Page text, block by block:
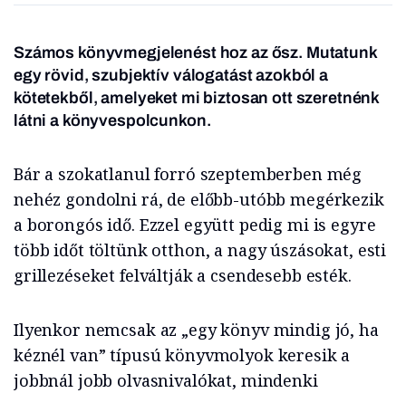
Számos könyvmegjelenést hoz az ősz. Mutatunk
egy rövid, szubjektív válogatást azokból a
kötetekből, amelyeket mi biztosan ott szeretnénk
látni a könyvespolcunkon.
Bár a szokatlanul forró szeptemberben még
nehéz gondolni rá, de előbb-utóbb megérkezik
a borongós idő. Ezzel együtt pedig mi is egyre
több időt töltünk otthon, a nagy úszásokat, esti
grillezéseket felváltják a csendesebb esték.
Ilyenkor nemcsak az „egy könyv mindig jó, ha
kéznél van” típusú könyvmolyok keresik a
jobbnál jobb olvasnivalókat, mindenki